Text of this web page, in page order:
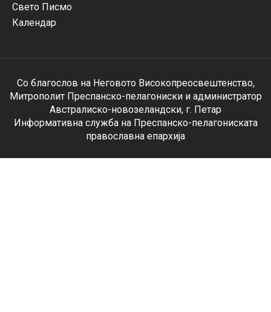
Свето Писмо
Календар
Со благослов на Неговото Високопреосвештенство,
Митрополит Преспанско-пелагониски и администратор
Австралиско-новозеландски, г. Петар
Информативна служба на Преспанско-пелагониската
православна епархија